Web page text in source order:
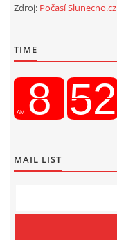
Zdroj: Počasí Slunecno.cz
TIME
MAIL LIST